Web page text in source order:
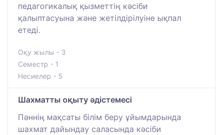
педагогикалық қызметтің кәсіби
қалыптасуына және жетілдірілуіне ықпал
етеді.
Оқу жылы - 3
Семестр - 1
Несиелер - 5
Шахматты оқыту әдістемесі
Пәннің мақсаты білім беру ұйымдарында
шахмат дайындау саласында кәсіби